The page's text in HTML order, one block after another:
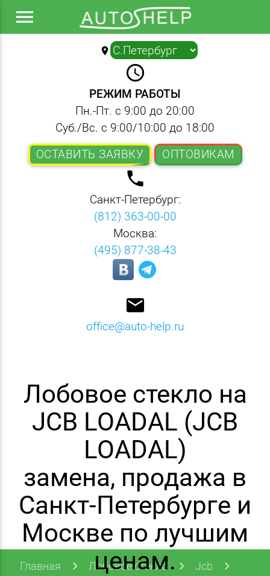
menu
location_on ▼
query_builder
РЕЖИМ РАБОТЫ
Пн.-Пт. с 9:00 до 20:00
Суб./Вс. с 9:00/10:00 до 18:00
ОСТАВИТЬ ЗАЯВКУ
ОПТОВИКАМ
local_phone
Санкт-Петербург:
(812) 363-00-00
Москва:
(495) 877-38-43
email
office@auto-help.ru
Лобовое стекло на
JCB LOADAL (JCB
LOADAL)
замена, продажа в
Санкт-Петербурге и
Москве по лучшим
ценам.
Главная Лобовое стекло Jcb